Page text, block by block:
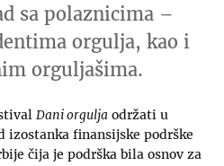
sa polaznicima –
orgulja, kao i
orguljašima.
Dani orgulja održati u
izostanka finansijske podrške
čija je podrška bila osnov za